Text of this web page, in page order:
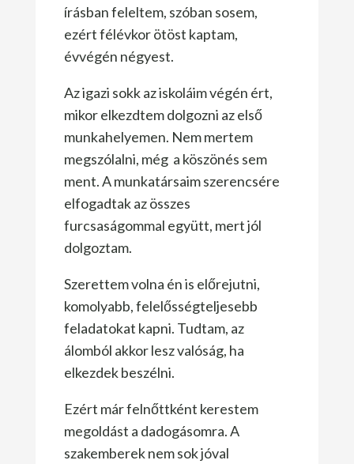
írásban feleltem, szóban sosem,
ezért félévkor ötöst kaptam,
évvégén négyest.
Az igazi sokk az iskoláim végén ért,
mikor elkezdtem dolgozni az első
munkahelyemen. Nem mertem
megszólalni, még a köszönés sem
ment. A munkatársaim szerencsére
elfogadtak az összes
furcsaságommal együtt, mert jól
dolgoztam.
Szerettem volna én is előrejutni,
komolyabb, felelősségteljesebb
feladatokat kapni. Tudtam, az
álomból akkor lesz valóság, ha
elkezdek beszélni.
Ezért már felnőttként kerestem
megoldást a dadogásomra. A
szakemberek nem sok jóval